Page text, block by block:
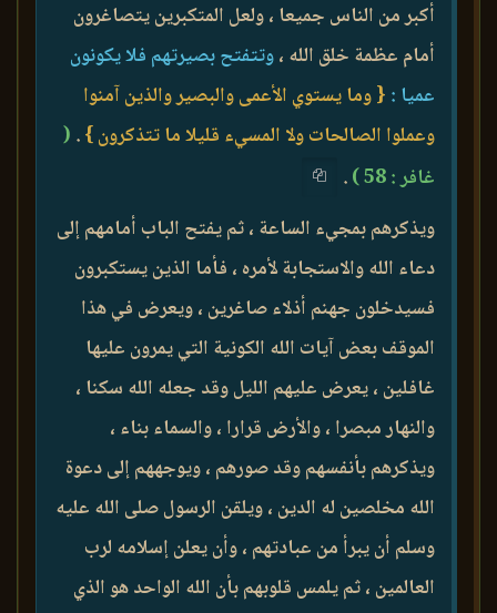
أكبر من الناس جميعا ، ولعل المتكبرين يتصاغرون
أمام عظمة خلق الله ،وتتفتح بصيرتهم فلا يكونون
عميا : { وما يستوي الأعمى والبصير والذين آمنوا
وعملوا الصالحات ولا المسيء قليلا ما تتذكرون }.
(
غافر : 58 )
.
ويذكرهم بمجيء الساعة ، ثم يفتح الباب أمامهم إلى
دعاء الله والاستجابة لأمره ، فأما الذين يستكبرون
فسيدخلون جهنم أذلاء صاغرين ، ويعرض في هذا
الموقف بعض آيات الله الكونية التي يمرون عليها
غافلين ، يعرض عليهم الليل وقد جعله الله سكنا ،
والنهار مبصرا ، والأرض قرارا ، والسماء بناء ،
ويذكرهم بأنفسهم وقد صورهم ، ويوجههم إلى دعوة
الله مخلصين له الدين ، ويلقن الرسول صلى الله عليه
وسلم أن يبرأ من عبادتهم ، وأن يعلن إسلامه لرب
العالمين ، ثم يلمس قلوبهم بأن الله الواحد هو الذي